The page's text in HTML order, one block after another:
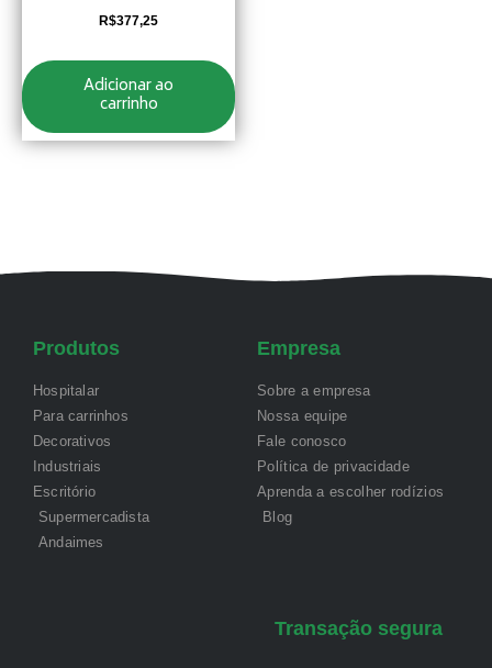
R$377,25
Adicionar ao
carrinho
Produtos
Hospitalar
Para carrinhos
Decorativos
Industriais
Escritório
Supermercadista
Andaimes
Empresa
Sobre a empresa
Nossa equipe
Fale conosco
Política de privacidade
Aprenda a escolher rodízios
Blog
Transação segura